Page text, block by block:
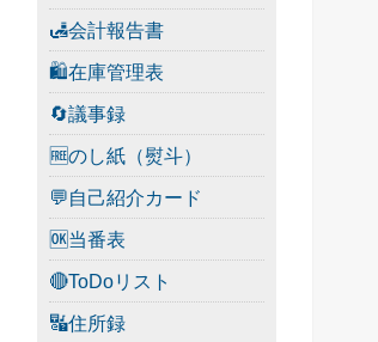
🛃会計報告書
🛍在庫管理表
🔄議事録
🆓のし紙（熨斗）
💬自己紹介カード
🆗当番表
🔴ToDoリスト
🔣住所録